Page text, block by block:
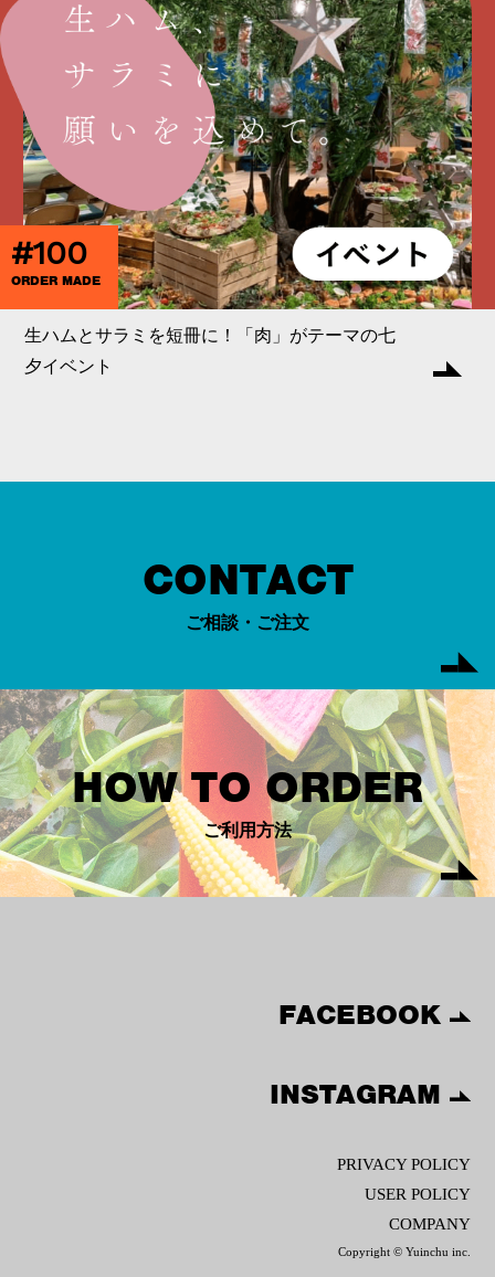
#100
ORDER MADE
生ハムとサラミを短冊に！「肉」がテーマの七
夕イベント
CONTACT
ご相談・ご注文
HOW TO ORDER
ご利用方法
FACEBOOK
INSTAGRAM
PRIVACY POLICY
USER POLICY
COMPANY
Copyright © Yuinchu inc.